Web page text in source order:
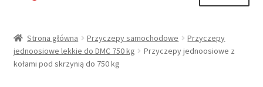
Przyczepy gastronomiczne
Rozwiń
Strona główna Przyczepy samochodowe
Przyczepy
jednoosiowe lekkie do DMC 750 kg
Przyczepy jednoosiowe z
kołami pod skrzynią do 750 kg